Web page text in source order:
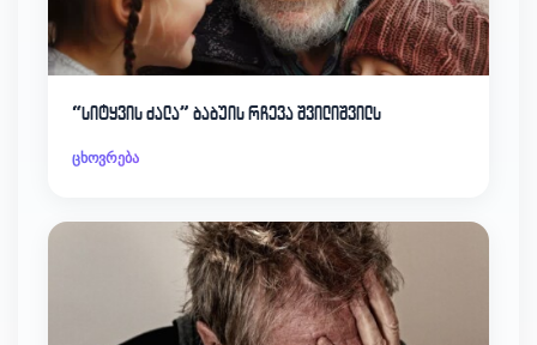
“სიტყვის ძალა” ბაბუის რჩევა შვილიშვილს
ცხოვრება